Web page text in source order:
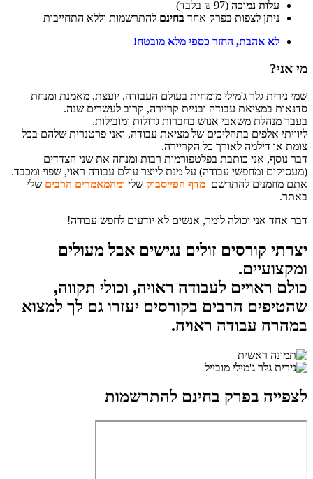
עלות נמוכה (97 ₪ בלבד)
ניתן לצפות בפרק אחד בחינם להתרשמות וללא התחייבות
לא אהבת, החזר כספי מלא מובטח!
מי אני?
שמי נירית גלר ג'מילי מומחית בעולם העבודה, יועצת, מאמנת ומנחת
סדנאות במציאת עבודה ובניית קריירה, קרוב לעשרים שנה.
בעבר מנהלת משאבי אנוש בחברות גדולות ומובילות.
ליוויתי אלפים בתהליכים של מציאת עבודה, ואני פרטנרית שלהם בכל
צומת או דילמה לאורך כל הקריירה.
דבר נוסף, אני כותבת בפלטפורמות רבות ומנחה את שני הצדדים
(מעסיקים ומחפשי עבודה) על מנת לייצר עולם עבודה ראוי, שפוי ומכבד.
אתם מוזמנים להתרשם מדף הפייסבוק שלי ומהמאמרים הרבים שלי
באתר.
דבר אחד אני יכולה לומר, אנשים לא יודעים לחפש עבודה!
יצרתי קורסים זולים נגישים אבל מעולים
ומקצועיים.
כולם ראויים לעבודה ראויה, וכולי תקווה,
שהטיפים הרבים בקורסים יעזרו גם לך למצוא
במהרה עבודה ראויה.
לצפייה בפרק בחינם להתרשמות